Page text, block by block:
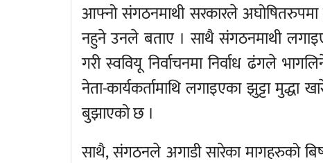
आफ्नो संगठनमाथी सरकारले अघोषितरुपमा
नहुने उनले बताए । साथै संगठनमाथी
गरी स्ववियू निर्वाचनमा निर्वाध ढंगले
नेता-कार्यकर्तामाथि लगाइएका झुट्टा मुद्धा
बुझाएको छ ।
साथै, संगठनले अगाडी सारेका मागहरुको